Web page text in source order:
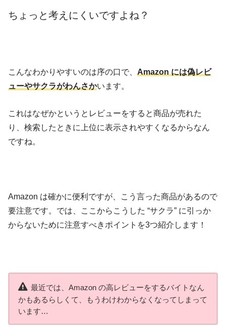
ちょっと考えにくいですよね？
こんなわかりやすいのは序の口で、 Amazon には偽レビ
ューやサクラがわんさかいます。
これはなぜかというとレビューをすると商品が売れた
り、検索したときに上位に表示されやすくなるからなん
ですね。
Amazon は確かに便利ですが、こう言った商品があるので
要注意です。では、ここからこうした “サクラ” に引っか
からないために注意すべきポイントを3つ紹介します！
最近では、Amazon の高レビューをするバイトなん
かもあるらしくて、もうわけわからなくなってしまって
います…